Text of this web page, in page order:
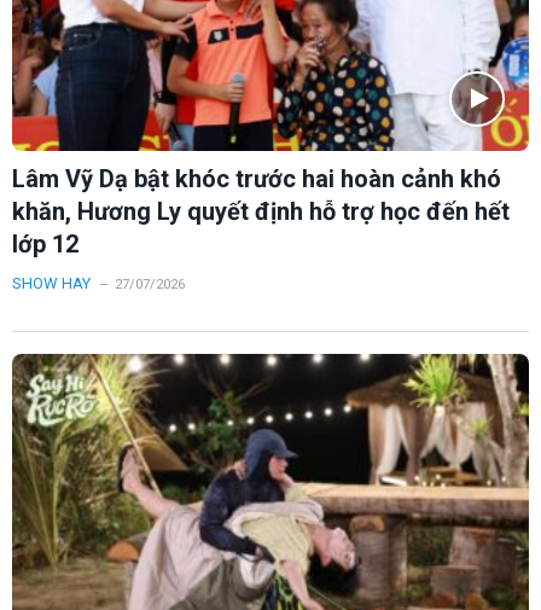
Lâm Vỹ Dạ bật khóc trước hai hoàn cảnh khó
khăn, Hương Ly quyết định hỗ trợ học đến hết
lớp 12
SHOW HAY 27/07/2026